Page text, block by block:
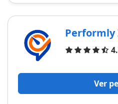
Opiniones
Ver